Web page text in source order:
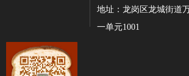
地址：龙岗区龙城街道
一单元1001